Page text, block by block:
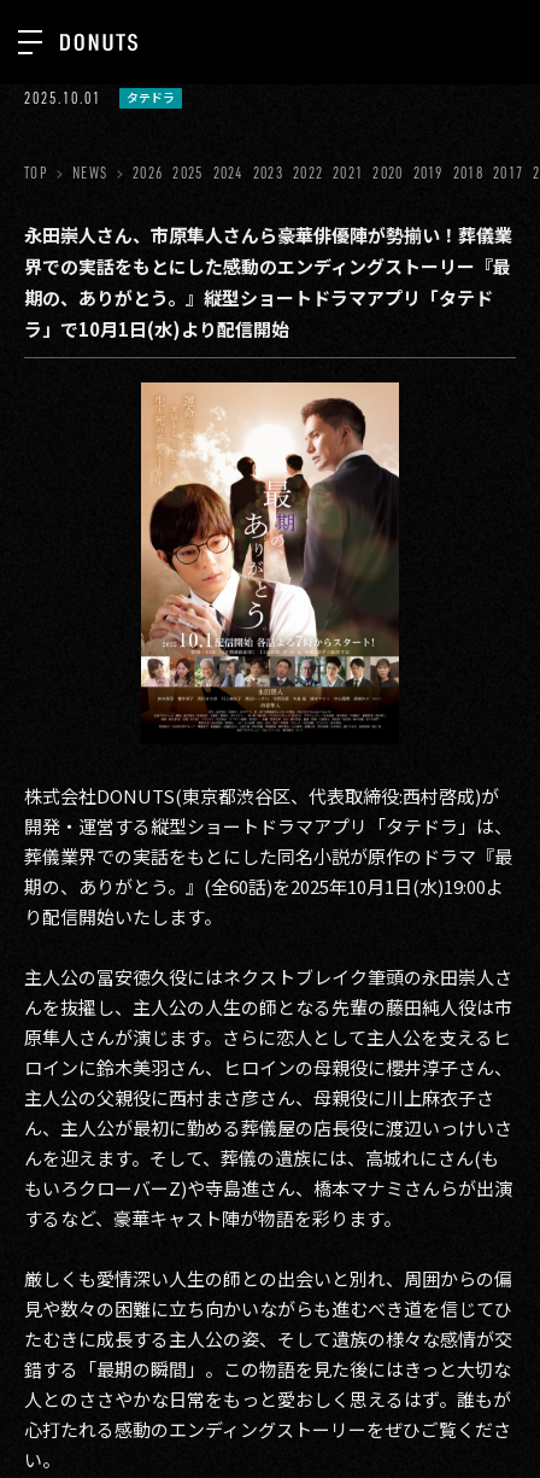
ジョブカン
ゲーム
ミクチャ
医療(CLIUS)
美少女図鑑
イベント
タテドラ
その他事業
2026
2025
2023
2022
2020
2019
2018
2017
2016
2015
2014
2013
2012
2011
TOP
ABOUT
SERVICES
GROUP
RECRUIT
CONTACT
PRIVACY POLICY
2025.10.01 タテドラ
TOP NEWS 2026 2025 2024 2023 2022 2021 2020 2019 2018 2017
永田崇人さん、市原隼人さんら豪華俳優陣が勢揃い！葬儀業
界での実話をもとにした感動のエンディングストーリー『最
期の、ありがとう。』縦型ショートドラマアプリ「タテド
ラ」で10月1日(水)より配信開始
株式会社DONUTS(東京都渋谷区、代表取締役:西村啓成)が
開発・運営する縦型ショートドラマアプリ「タテドラ」は、
葬儀業界での実話をもとにした同名小説が原作のドラマ『最
期の、ありがとう。』(全60話)を2025年10月1日(水)19:00よ
り配信開始いたします。
主人公の冨安徳久役にはネクストブレイク筆頭の永田崇人さ
んを抜擢し、主人公の人生の師となる先輩の藤田純人役は市
原隼人さんが演じます。さらに恋人として主人公を支えるヒ
ロインに鈴木美羽さん、ヒロインの母親役に櫻井淳子さん、
主人公の父親役に西村まさ彦さん、母親役に川上麻衣子さ
ん、主人公が最初に勤める葬儀屋の店長役に渡辺いっけいさ
んを迎えます。そして、葬儀の遺族には、高城れにさん(も
もいろクローバーZ)や寺島進さん、橋本マナミさんらが出演
するなど、豪華キャスト陣が物語を彩ります。
厳しくも愛情深い人生の師との出会いと別れ、周囲からの偏
見や数々の困難に立ち向かいながらも進むべき道を信じてひ
たむきに成長する主人公の姿、そして遺族の様々な感情が交
錯する「最期の瞬間」。この物語を見た後にはきっと大切な
人とのささやかな日常をもっと愛おしく思えるはず。誰もが
心打たれる感動のエンディングストーリーをぜひご覧くださ
い。